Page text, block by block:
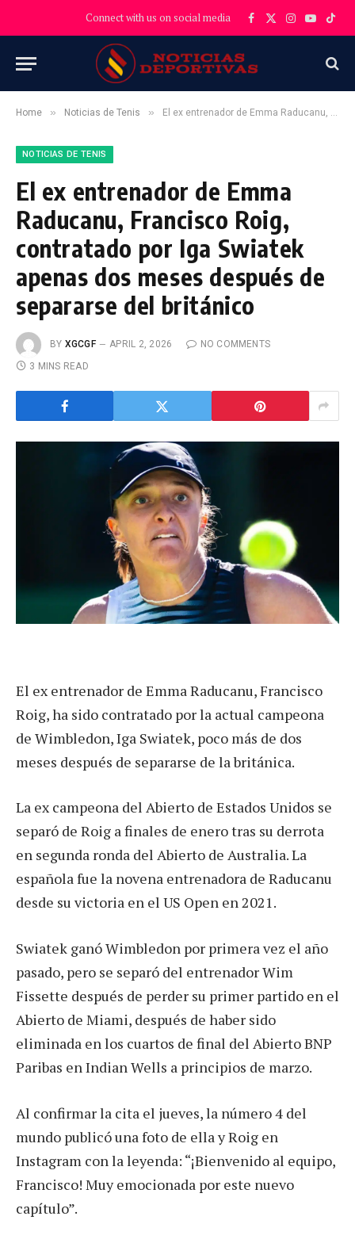
Connect with us on social media Facebook
X
Instagram
YouTube
Home » Noticias de Tenis » El ex entrenador de Emma Raducanu, Francisco Roig, contratado por Iga Swiatek apenas dos meses después de separarse del británico
NOTICIAS DE TENIS
El ex entrenador de Emma
Raducanu, Francisco Roig,
contratado por Iga Swiatek
apenas dos meses después de
separarse del británico
BY XGCGF APRIL 2, 2026
NO COMMENTS
3 MINS READ
El ex entrenador de Emma Raducanu, Francisco
Roig, ha sido contratado por la actual campeona
de Wimbledon, Iga Swiatek, poco más de dos
meses después de separarse de la británica.
La ex campeona del Abierto de Estados Unidos se
separó de Roig a finales de enero tras su derrota
en segunda ronda del Abierto de Australia. La
española fue la novena entrenadora de Raducanu
desde su victoria en el US Open en 2021.
Swiatek ganó Wimbledon por primera vez el año
pasado, pero se separó del entrenador Wim
Fissette después de perder su primer partido en el
Abierto de Miami, después de haber sido
eliminada en los cuartos de final del Abierto BNP
Paribas en Indian Wells a principios de marzo.
Al confirmar la cita el jueves, la número 4 del
mundo publicó una foto de ella y Roig en
Instagram con la leyenda: “¡Bienvenido al equipo,
Francisco! Muy emocionada por este nuevo
capítulo”.